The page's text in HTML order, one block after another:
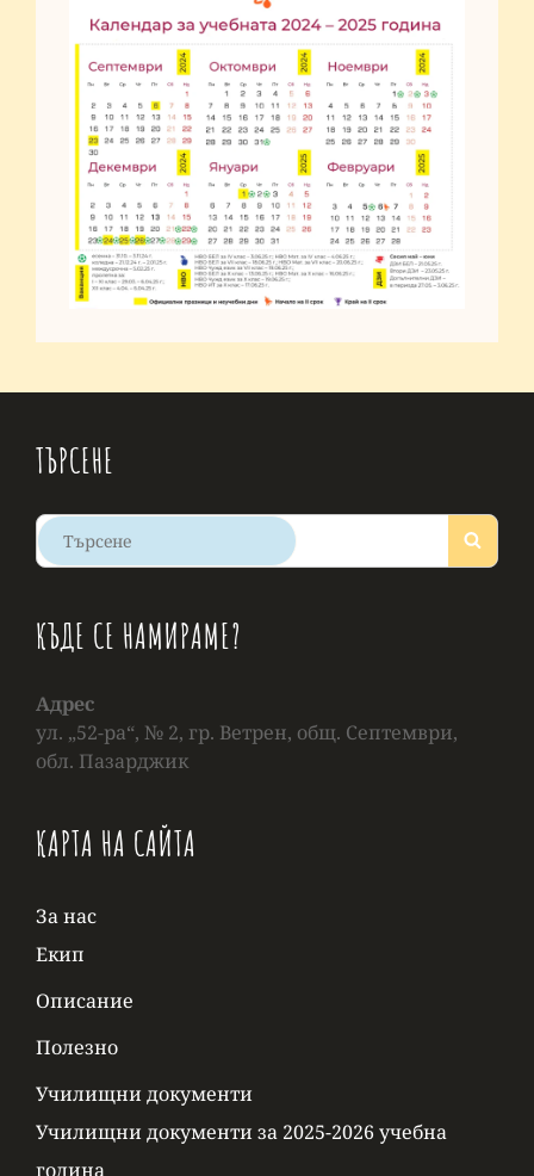
ТЪРСЕНЕ
Search
for:
КЪДЕ СЕ НАМИРАМЕ?
Адрес
ул. „52-ра“, № 2, гр. Ветрен, общ. Септември,
обл. Пазарджик
КАРТА НА САЙТА
За нас
Екип
Описание
Полезно
Училищни документи
Училищни документи за 2025-2026 учебна
година